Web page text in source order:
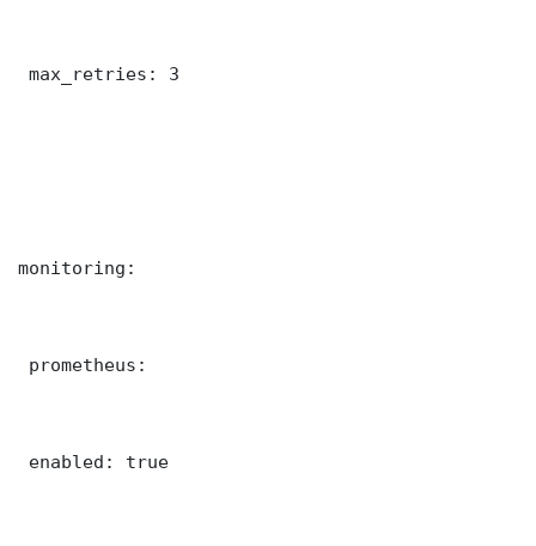
max_retries: 3
monitoring:
prometheus:
enabled: true